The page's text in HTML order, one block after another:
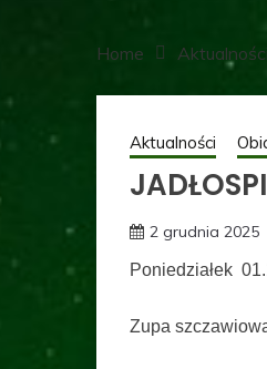
Home Aktualności
Aktualności
2 grudnia 2025
Poniedziałek
Zupa